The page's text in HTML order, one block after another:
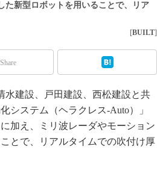
ンス・レジリエンスTOKYO
た新型ロボットを用いることで、リア
[BUILT]
Share
水建設、戸田建設、西松建設と共
システム（ヘラクレス-Auto）」
加え、ミリ波レーダやモーション
とで、リアルタイムでの吹付け厚